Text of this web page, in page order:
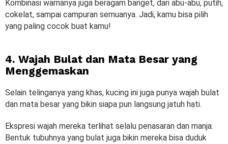
Kombinasi warnanya juga beragam banget, dari abu-abu, putih,
cokelat, sampai campuran semuanya. Jadi, kamu bisa pilih
yang paling cocok buat kamu!
4. Wajah Bulat dan Mata Besar yang
Menggemaskan
Selain telinganya yang khas, kucing ini juga punya wajah bulat
dan mata besar yang bikin siapa pun langsung jatuh hati.
Ekspresi wajah mereka terlihat selalu penasaran dan manja.
Bentuk tubuhnya yang bulat juga bikin mereka bisa duduk